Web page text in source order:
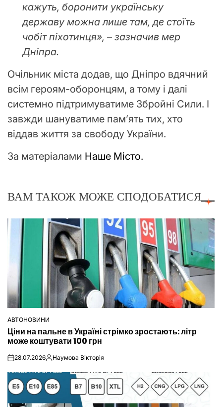
кажуть, боронити українську
державу можна лише там, де стоїть
чобіт піхотинця», – зазначив мер
Дніпра.
Очільник міста додав, що Дніпро вдячний
всім героям-оборонцям, а тому і далі
системно підтримуватиме Збройні Сили. І
завжди шануватиме пам’ять тих, хто
віддав життя за свободу України.
За матеріалами Наше Місто.
ВАМ ТАКОЖ МОЖЕ СПОДОБАТИСЯ
ОПУБЛІКУВАТИ
У
АВТОНОВИНИ
Ціни на пальне в Україні стрімко зростають: літр
може коштувати 100 грн
on28.07.2026Опубліковано
Наумова Вікторія